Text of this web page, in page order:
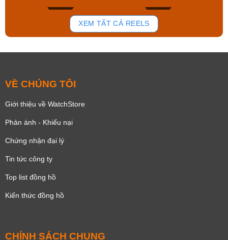
148
XEM TẤT CẢ REELS
VỀ CHÚNG TÔI
Giới thiệu về WatchStore
Phản ánh - Khiếu nại
Chứng nhận đại lý
Tin tức công ty
Top list đồng hồ
Kiến thức đồng hồ
CHÍNH SÁCH CHUNG